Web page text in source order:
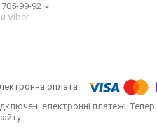
99-92
Viber
електронні платежі.